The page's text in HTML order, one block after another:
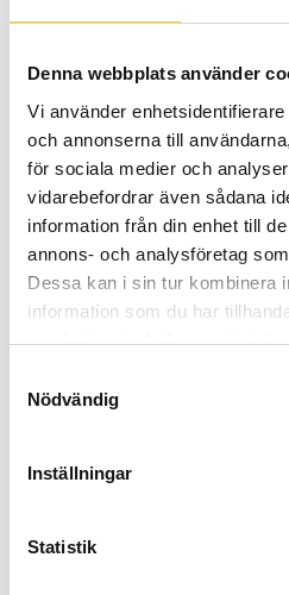
Denna webbplats använder
Vi använder
och annonserna till
för sociala medier och
vidarebefordrar även sådana
information från din enhet till
annons- och analysföretag
Dessa kan i sin tur kombinera
information som du har
samlat in när du har använt
Nödvändig
Inställningar
Statistik
BUY
Certifierad cykelservice & Shimano Service
Allt inom cykel på ett ställe
Kunnig personal och hög kundnöjdhet
Stock status
Manufacturer